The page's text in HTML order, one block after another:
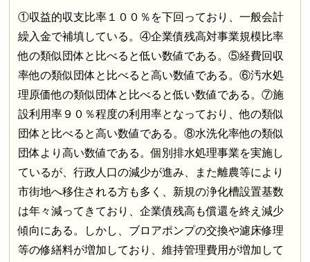
①収益的収支比率１００％を下回っており、一般会計
繰入金で補填している。④企業債残高対事業規模比率
他の類似団体と比べると低い数値である。⑤経費回収
率他の類似団体と比べると高い数値である。⑥汚水処
理原価他の類似団体と比べると低い数値である。⑦施
設利用率９０％程度の利用率となっており、他の類似
団体と比べると高い数値である。⑧水洗化率他の類似
団体より高い数値である。個別排水処理事業を実施し
ているが、行政人口の減少が進み、また離農等により
市街地へ移住される方も多く、新規の浄化槽設置基数
は年々減ってきており、企業債残高も償還を終え減少
傾向にある。しかし、ブロアポンプの交換や濾床修理
等の修繕料が増加しており、維持管理費用が増加して